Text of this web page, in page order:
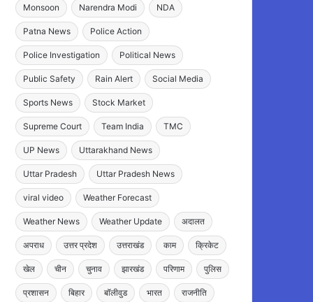
Monsoon Narendra Modi NDA
Patna News Police Action
Police Investigation Political News
Public Safety Rain Alert Social Media
Sports News Stock Market
Supreme Court Team India TMC
UP News Uttarakhand News
Uttar Pradesh Uttar Pradesh News
viral video Weather Forecast
Weather News Weather Update अदालत
अपराध उत्तर प्रदेश उत्तराखंड काम क्रिकेट
खेल चीन चुनाव झारखंड परिणाम पुलिस
प्रशासन बिहार बॉलीवुड भारत राजनीति